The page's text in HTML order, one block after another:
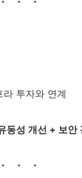
투자와 연계
동성 개선 + 보안